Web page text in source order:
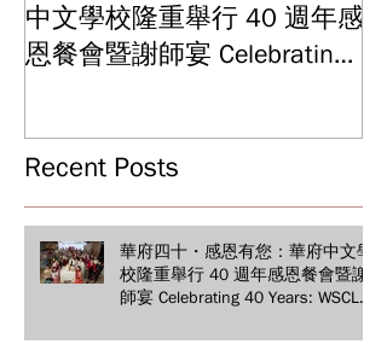
中文學校隆重舉行 40 週年感
恩餐會暨謝師宴 Celebrating
Appreciation Dinner
Recent Posts
華府四十・感恩有您：華府中文學
校隆重舉行 40 週年感恩餐會暨謝
師宴 Celebrating 40 Years: WSCLC
Appreciation Dinner